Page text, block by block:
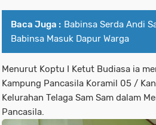
Baca Juga : Babinsa Serda Andi
Babinsa Masuk Dapur Warga
Menurut Koptu I Ketut Budiasa ia
Kampung Pancasila Koramil 05 /
Kelurahan Telaga Sam Sam dalam
Pancasila.